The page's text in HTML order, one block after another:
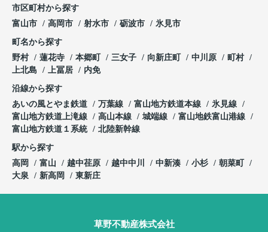
市区町村から探す
富山市
高岡市 射水市 砺波市 氷見市
町名から探す
野村
蓮花寺 本郷町 三女子 向新庄町 中川原
町村
上北島
上冨居 内免
沿線から探す
あいの風とやま鉄道
万葉線 富山地方鉄道本線
氷見線
富山地方鉄道上滝線
高山本線 城端線
富山地鉄富山港線
富山地方鉄道１系統
北陸新幹線
駅から探す
高岡
富山 越中荏原 越中中川 中新湊 小杉
朝菜町
大泉
新高岡 東新庄
草野不動産株式会社